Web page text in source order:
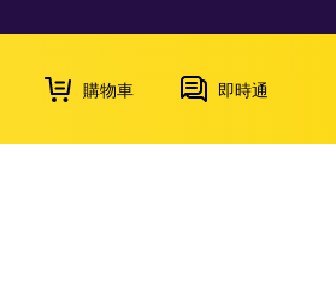
購物車 即時通